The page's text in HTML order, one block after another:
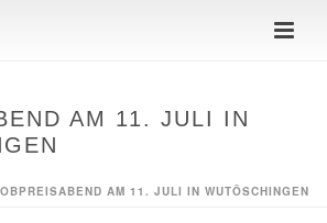
AM 11. JULI IN
AM 11. JULI IN WUTÖSCHINGEN